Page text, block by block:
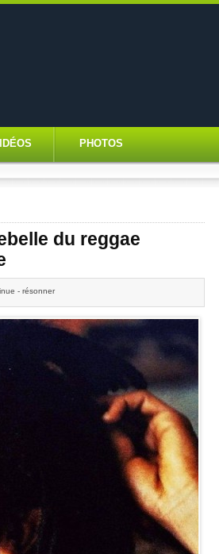
PHOTOS
du reggae
- résonner